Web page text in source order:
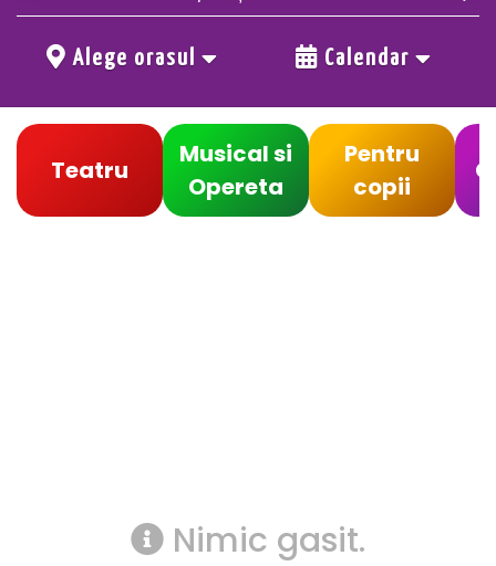
Alege orasul Calendar
Teatru
Musical si
Opereta
Pentru
copii
Nimic gasit.